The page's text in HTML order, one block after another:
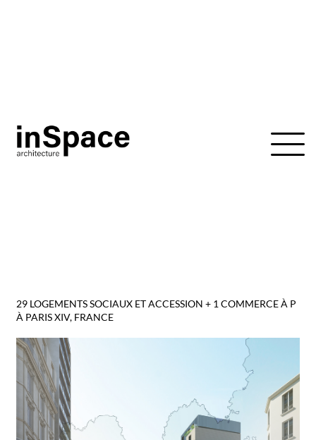
29 LOGEMENTS SOCIAUX ET ACCESSION + 1 COMMERCE À P
À PARIS XIV, FRANCE